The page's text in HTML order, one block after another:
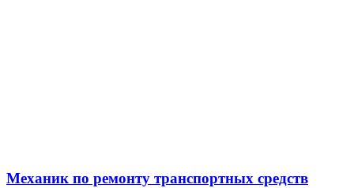
Механик по ремонту транспортных средств